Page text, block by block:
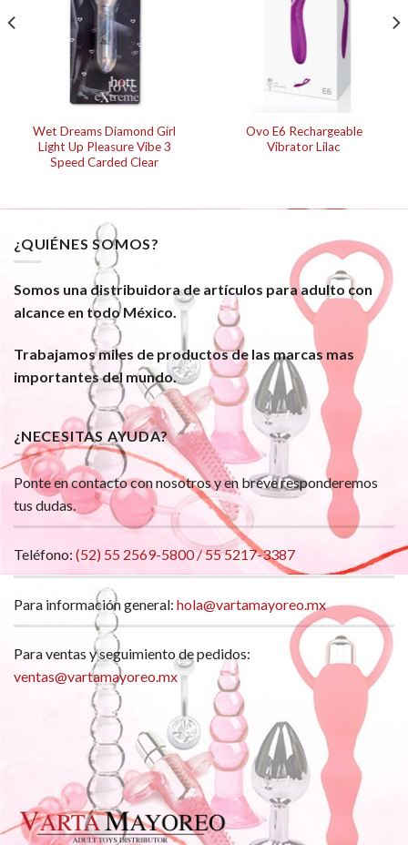
Wet Dreams Diamond Girl
Light Up Pleasure Vibe 3
Speed Carded Clear
Ovo E6 Rechargeable
Vibrator Lilac
¿QUIÉNES SOMOS?
Somos una distribuidora de artículos para adulto con
alcance en todo México.
Trabajamos miles de productos de las marcas mas
importantes del mundo.
¿NECESITAS AYUDA?
Ponte en contacto con nosotros y en breve responderemos
tus dudas.
Teléfono: (52) 55 2569-5800 / 55 5217-3387
Para información general: hola@vartamayoreo.mx
Para ventas y seguimiento de pedidos:
ventas@vartamayoreo.mx